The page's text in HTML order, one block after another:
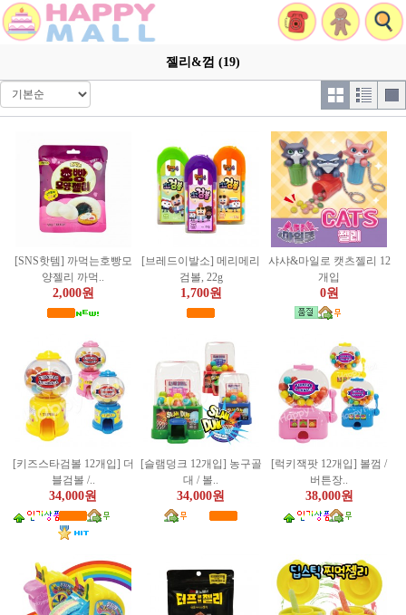
젤리&껌 (19)
[SNS핫템] 까먹는호빵모
양젤리 까먹..
2,000원
[브레드이발소] 메리메리
검볼, 22g
1,700원
샤샤&마일로 캣츠젤리 12
개입
0원
[키즈스타검볼 12개입] 더
블검볼 /..
34,000원
[슬램덩크 12개입] 농구골
대 / 볼..
34,000원
[럭키잭팟 12개입] 볼껌 /
버튼장..
38,000원